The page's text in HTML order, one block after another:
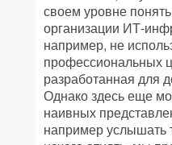
своем уровне
организации ИТ-
например, не
профессиональных
разработанная для
Однако здесь еще
наивных
например услышать